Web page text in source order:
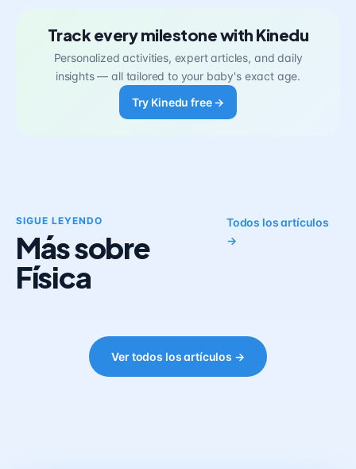
Track every milestone with Kinedu
Personalized activities, expert articles, and daily
insights — all tailored to your baby's exact age.
Try Kinedu free →
SIGUE LEYENDO
Más sobre
Física
Todos los artículos
→
Ver todos los artículos →